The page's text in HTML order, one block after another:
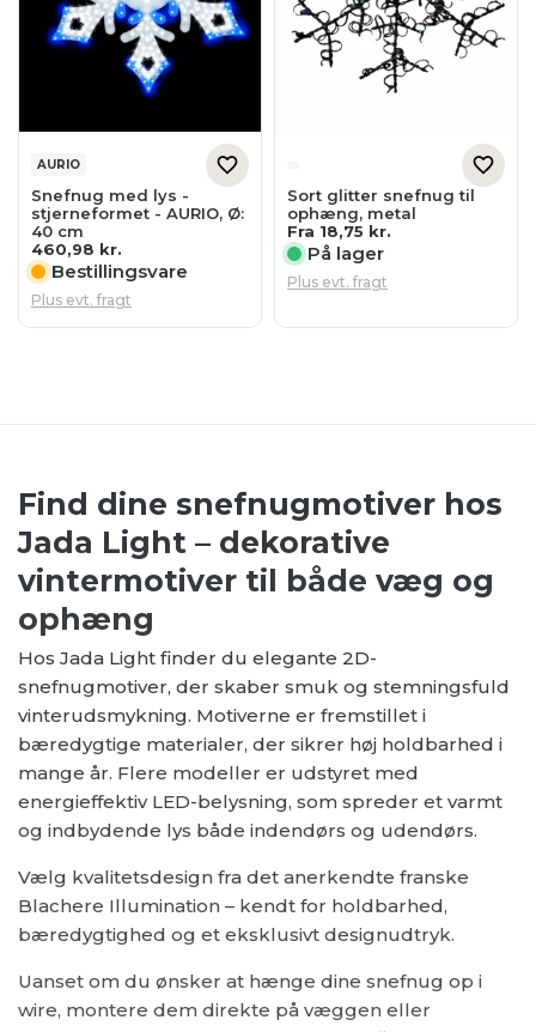
AURIO
Snefnug med lys -
stjerneformet - AURIO, Ø:
40 cm
460,98 kr.
Bestillingsvare
Plus evt. fragt
Sort glitter snefnug til
ophæng, metal
Fra 18,75 kr.
På lager
Plus evt. fragt
Find dine snefnugmotiver hos
Jada Light – dekorative
vintermotiver til både væg og
ophæng
Hos Jada Light finder du elegante 2D-
snefnugmotiver, der skaber smuk og stemningsfuld
vinterudsmykning. Motiverne er fremstillet i
bæredygtige materialer, der sikrer høj holdbarhed i
mange år. Flere modeller er udstyret med
energieffektiv LED-belysning, som spreder et varmt
og indbydende lys både indendørs og udendørs.
Vælg kvalitetsdesign fra det anerkendte franske
Blachere Illumination – kendt for holdbarhed,
bæredygtighed og et eksklusivt designudtryk.
Uanset om du ønsker at hænge dine snefnug op i
wire, montere dem direkte på væggen eller